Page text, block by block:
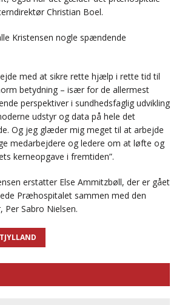
Christian Boel.
Kristensen nogle spændende
med at sikre rette hjælp i rette tid til
betydning – især for de allermest
perspektiver i sundhedsfaglig udvikling
udstyr og data på hele det
Og jeg glæder mig meget til at arbejde
medarbejdere og ledere om at løfte og
kerneopgave i fremtiden”.
erstatter Else Ammitzbøll, der er gået
Præhospitalet sammen med den
Sabro Nielsen.